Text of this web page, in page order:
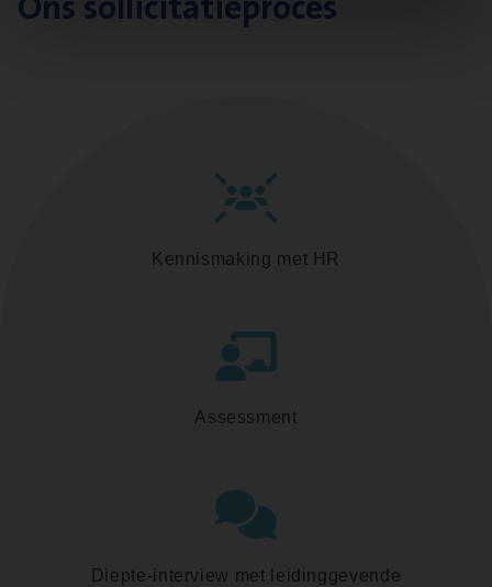
Kennismaking met HR
Assessment
Diepte-interview met leidinggevende